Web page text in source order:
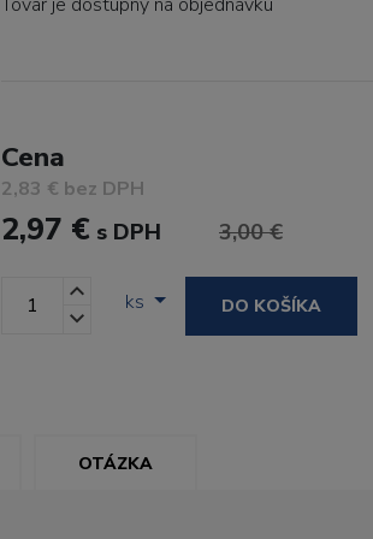
Cena
2,83 € bez DPH
2,97 € s DPH 3,00 €
ks DO KOŠÍKA
OTÁZKA